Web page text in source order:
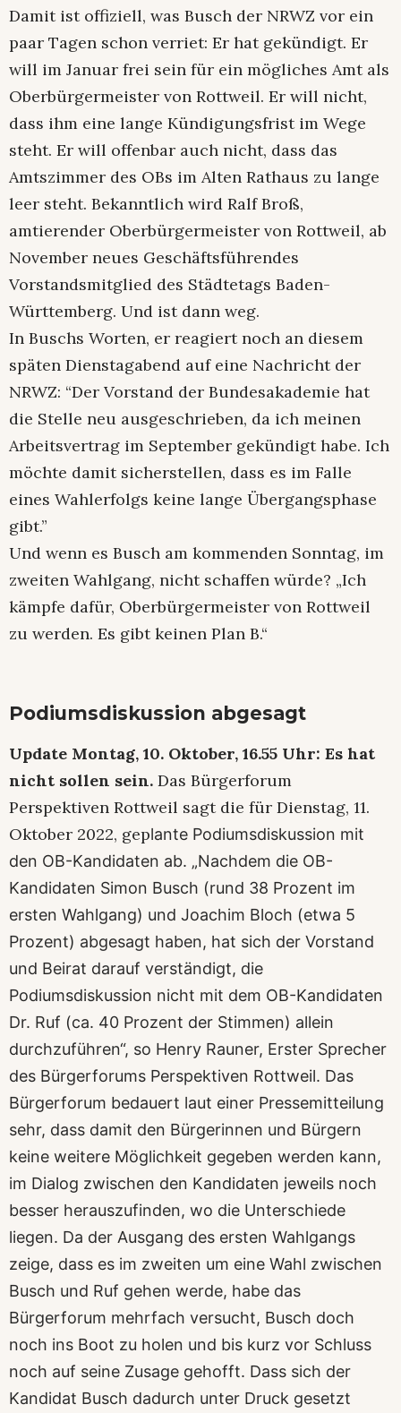
Damit ist offiziell, was Busch der NRWZ vor ein
paar Tagen schon verriet: Er hat gekündigt. Er
will im Januar frei sein für ein mögliches Amt als
Oberbürgermeister von Rottweil. Er will nicht,
dass ihm eine lange Kündigungsfrist im Wege
steht. Er will offenbar auch nicht, dass das
Amtszimmer des OBs im Alten Rathaus zu lange
leer steht. Bekanntlich wird Ralf Broß,
amtierender Oberbürgermeister von Rottweil, ab
November neues Geschäftsführendes
Vorstandsmitglied des Städtetags Baden-
Württemberg. Und ist dann weg.
In Buschs Worten, er reagiert noch an diesem
späten Dienstagabend auf eine Nachricht der
NRWZ: “Der Vorstand der Bundesakademie hat
die Stelle neu ausgeschrieben, da ich meinen
Arbeitsvertrag im September gekündigt habe. Ich
möchte damit sicherstellen, dass es im Falle
eines Wahlerfolgs keine lange Übergangsphase
gibt.”
Und wenn es Busch am kommenden Sonntag, im
zweiten Wahlgang, nicht schaffen würde? „Ich
kämpfe dafür, Oberbürgermeister von Rottweil
zu werden. Es gibt keinen Plan B.“
Podiumsdiskussion abgesagt
Update Montag, 10. Oktober, 16.55 Uhr: Es hat
nicht sollen sein. Das Bürgerforum
Perspektiven Rottweil sagt die für Dienstag, 11.
Oktober 2022, geplante Podiumsdiskussion mit
den OB-Kandidaten ab. „Nachdem die OB-
Kandidaten Simon Busch (rund 38 Prozent im
ersten Wahlgang) und Joachim Bloch (etwa 5
Prozent) abgesagt haben, hat sich der Vorstand
und Beirat darauf verständigt, die
Podiumsdiskussion nicht mit dem OB-Kandidaten
Dr. Ruf (ca. 40 Prozent der Stimmen) allein
durchzuführen“, so Henry Rauner, Erster Sprecher
des Bürgerforums Perspektiven Rottweil. Das
Bürgerforum bedauert laut einer Pressemitteilung
sehr, dass damit den Bürgerinnen und Bürgern
keine weitere Möglichkeit gegeben werden kann,
im Dialog zwischen den Kandidaten jeweils noch
besser herauszufinden, wo die Unterschiede
liegen. Da der Ausgang des ersten Wahlgangs
zeige, dass es im zweiten um eine Wahl zwischen
Busch und Ruf gehen werde, habe das
Bürgerforum mehrfach versucht, Busch doch
noch ins Boot zu holen und bis kurz vor Schluss
noch auf seine Zusage gehofft. Dass sich der
Kandidat Busch dadurch unter Druck gesetzt